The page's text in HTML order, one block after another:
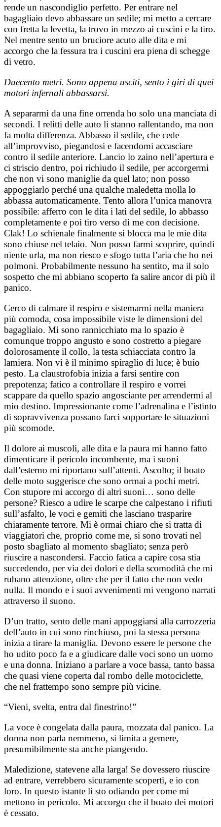
rende un nascondiglio perfetto. Per entrare nel
bagagliaio devo abbassare un sedile; mi metto a cercare
con fretta la levetta, la trovo in mezzo ai cuscini e la tiro.
Nel mentre sento un bruciore acuto alle dita e mi
accorgo che la fessura tra i cuscini era piena di schegge
di vetro.
Duecento metri. Sono appena usciti, sento i giri di quei
motori infernali abbassarsi.
A separarmi da una fine orrenda ho solo una manciata di
secondi. I relitti delle auto li stanno rallentando, ma non
fa molta differenza. Abbasso il sedile, che cede
all’improvviso, piegandosi e facendomi accasciare
contro il sedile anteriore. Lancio lo zaino nell’apertura e
ci striscio dentro, poi richiudo il sedile, per accorgermi
che non vi sono maniglie da quel lato; non posso
appoggiarlo perché una qualche maledetta molla lo
abbassa automaticamente. Tento allora l’unica manovra
possibile: afferro con le dita i lati del sedile, lo abbasso
completamente e poi tiro verso di me con decisione.
Clak! Lo schienale finalmente si blocca ma le mie dita
sono chiuse nel telaio. Non posso farmi scoprire, quindi
niente urla, ma non riesco e sfogo tutta l’aria che ho nei
polmoni. Probabilmente nessuno ha sentito, ma il solo
sospetto che mi abbiano scoperto fa salire ancor di più il
panico.
Cerco di calmare il respiro e sistemarmi nella maniera
più comoda, cosa impossibile viste le dimensioni del
bagagliaio. Mi sono rannicchiato ma lo spazio è
comunque troppo angusto e sono costretto a piegare
dolorosamente il collo, la testa schiacciata contro la
lamiera. Non vi è il minimo spiraglio di luce; è buio
pesto. La claustrofobia inizia a farsi sentire con
prepotenza; fatico a controllare il respiro e vorrei
scappare da quello spazio angosciante per arrendermi al
mio destino. Impressionante come l’adrenalina e l’istinto
di sopravvivenza possano farci sopportare le situazioni
più scomode.
Il dolore ai muscoli, alle dita e la paura mi hanno fatto
dimenticare il pericolo incombente, ma i suoni
dall’esterno mi riportano sull’attenti. Ascolto; il boato
delle moto suggerisce che sono ormai a pochi metri.
Con stupore mi accorgo di altri suoni… sono delle
persone? Riesco a udire le scarpe che calpestano i rifiuti
sull’asfalto, le voci e gemiti che lasciano trasparire
chiaramente terrore. Mi è ormai chiaro che si tratta di
viaggiatori che, proprio come me, si sono trovati nel
posto sbagliato al momento sbagliato; senza però
riuscire a nascondersi. Faccio fatica a capire cosa stia
succedendo, per via dei dolori e della scomodità che mi
rubano attenzione, oltre che per il fatto che non vedo
nulla. Il mondo e i suoi avvenimenti mi vengono narrati
attraverso il suono.
D’un tratto, sento delle mani appoggiarsi alla carrozzeria
dell’auto in cui sono rinchiuso, poi la stessa persona
inizia a tirare la maniglia. Devono essere le persone che
ho udito poco fa e a giudicare dalle voci sono un uomo
e una donna. Iniziano a parlare a voce bassa, tanto bassa
che quasi viene coperta dal rombo delle motociclette,
che nel frattempo sono sempre più vicine.
“Vieni, svelta, entra dal finestrino!”
La voce è congelata dalla paura, mozzata dal panico. La
donna non parla nemmeno, si limita a gemere,
presumibilmente sta anche piangendo.
Maledizione, statevene alla larga! Se dovessero riuscire
ad entrare, verrebbero sicuramente scoperti, e io con
loro. In questo istante li sto odiando per come mi
mettono in pericolo. Mi accorgo che il boato dei motori
è cessato.